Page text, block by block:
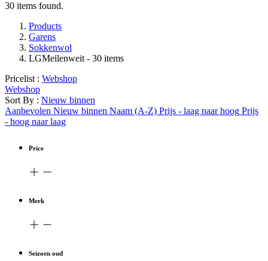
30 items found.
Products
Garens
Sokkenwol
LGMeilenweit - 30 items
Pricelist : Webshop
Webshop
Sort By : Nieuw binnen
Aanbevolen Nieuw binnen Naam (A-Z) Prijs - laag naar hoog Prijs
- hoog naar laag
Price
Merk
Seizoen oud